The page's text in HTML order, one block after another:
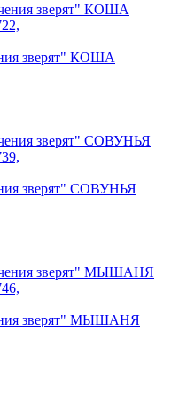
зверят" КОША
зверят" СОВУНЬЯ
зверят" МЫШАНЯ